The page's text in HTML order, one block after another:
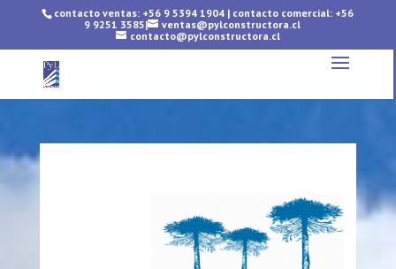
contacto ventas: +56 9 5394 1904 | contacto comercial: +56
9 9251 3585ㅤ|ㅤ
ventas@pylconstructora.cl
contacto@pylconstructora.cl